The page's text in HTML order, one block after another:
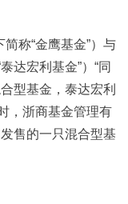
称“金鹰基金”）与
达宏利基金”）“同
型基金，泰达宏利
，浙商基金管理有
售的一只混合型基